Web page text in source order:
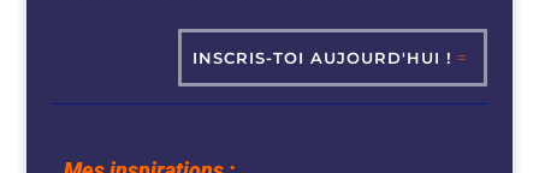
INSCRIS-TOI AUJOURD'HUI !